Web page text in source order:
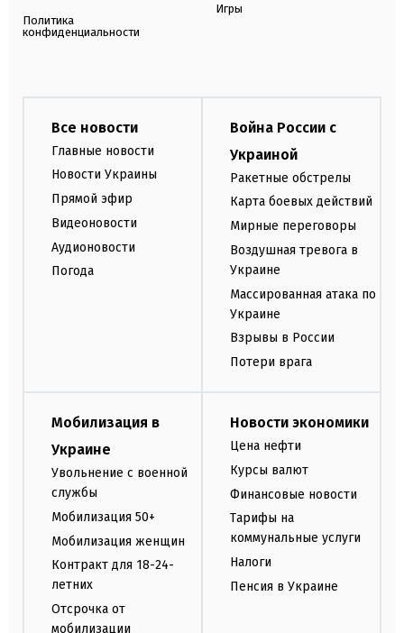
Политика
конфиденциальности
Игры
Все новости
Главные новости
Новости Украины
Прямой эфир
Видеоновости
Аудионовости
Погода
Война России с
Украиной
Ракетные обстрелы
Карта боевых действий
Мирные переговоры
Воздушная тревога в
Украине
Массированная атака по
Украине
Взрывы в России
Потери врага
Мобилизация в
Украине
Увольнение с военной
службы
Мобилизация 50+
Мобилизация женщин
Контракт для 18-24-
летних
Отсрочка от
мобилизации
Новости экономики
Цена нефти
Курсы валют
Финансовые новости
Тарифы на
коммунальные услуги
Налоги
Пенсия в Украине